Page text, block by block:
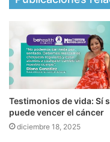
Testimonios de vida: Sí
puede vencer el cáncer
diciembre 18, 2025